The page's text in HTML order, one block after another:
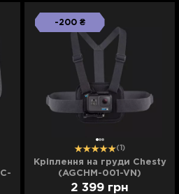
-200 ₴
(1)
Кріплення на груди Chesty
(AGCHM-001-VN)
2 399 грн